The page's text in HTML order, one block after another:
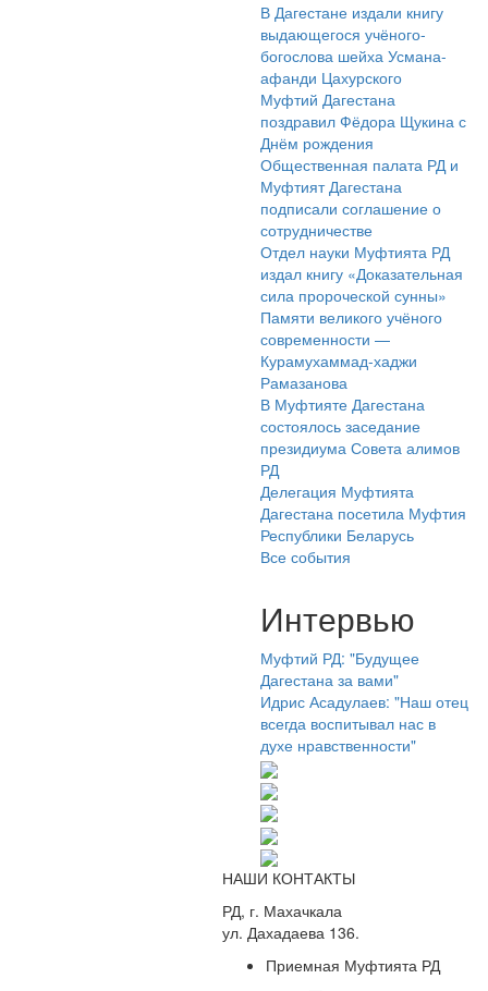
В Дагестане издали книгу
выдающегося учёного-
богослова шейха Усмана-
афанди Цахурского
Муфтий Дагестана
поздравил Фёдора Щукина с
Днём рождения
Общественная палата РД и
Муфтият Дагестана
подписали соглашение о
сотрудничестве
Отдел науки Муфтията РД
издал книгу «Доказательная
сила пророческой сунны»
Памяти великого учёного
современности —
Курамухаммад-хаджи
Рамазанова
В Муфтияте Дагестана
состоялось заседание
президиума Совета алимов
РД
Делегация Муфтията
Дагестана посетила Муфтия
Республики Беларусь
Все события
Интервью
Муфтий РД: "Будущее
Дагестана за вами"
Идрис Асадулаев: "Наш отец
всегда воспитывал нас в
духе нравственности"
НАШИ КОНТАКТЫ
РД, г. Махачкала
ул. Дахадаева 136.
Приемная Муфтията РД